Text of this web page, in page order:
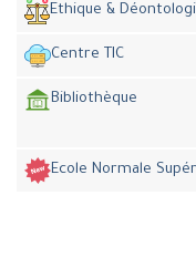
Ethique &
Centre TIC
Bibliothèque
Ecole Normale